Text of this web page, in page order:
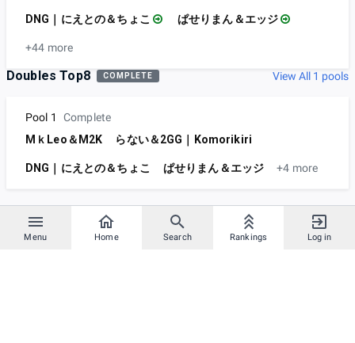
Menu Home Search Rankings Log in
DNG｜にえとの＆ちょこ ぱせりまん＆エッジ
+44 more
Doubles Top8 COMPLETE View All 1 pools
Pool 1
Complete
MｋLeo＆M2K
らない＆2GG｜Komorikiri
DNG｜にえとの＆ちょこ ぱせりまん＆エッジ +4 more